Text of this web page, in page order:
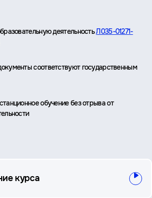
деятельностьЛ035-01271-
соответствуют государственным
обучение без отрыва от
курса